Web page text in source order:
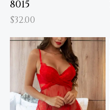
8015
$32.00